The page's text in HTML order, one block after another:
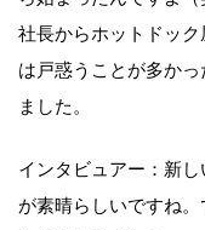
社長からホットドッ
は戸惑うことが多か
ました。
インタビュアー：新
が素晴らしいですね